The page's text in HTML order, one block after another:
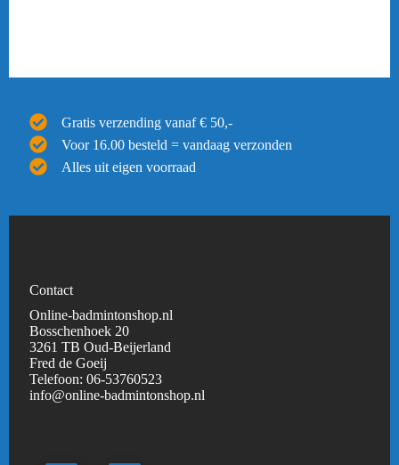
Gratis verzending vanaf € 50,-
Voor 16.00 besteld = vandaag verzonden
Alles uit eigen voorraad
Contact
Online-badmintonshop.nl
Bosschenhoek 20
3261 TB Oud-Beijerland
Fred de Goeij
Telefoon:06-53760523
info@online-badmintonshop.nl